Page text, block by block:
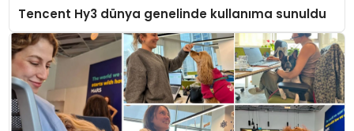
Tencent Hy3 dünya genelinde kullanıma sunuldu